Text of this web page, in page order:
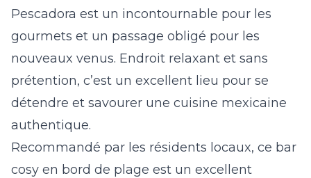
Pescadora est un incontournable pour les
gourmets et un passage obligé pour les
nouveaux venus. Endroit relaxant et sans
prétention, c’est un excellent lieu pour se
détendre et savourer une cuisine mexicaine
authentique.
Recommandé par les résidents locaux, ce bar
cosy en bord de plage est un excellent